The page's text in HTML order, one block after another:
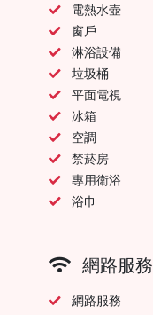
電熱水壺
窗戶
淋浴設備
垃圾桶
平面電視
冰箱
空調
禁菸房
專用衛浴
浴巾
網路服務
網路服務